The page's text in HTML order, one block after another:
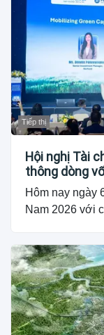
Tiếp thị
Hội nghị Tài
thông dòng
Hôm nay ngày
Nam 2026 với